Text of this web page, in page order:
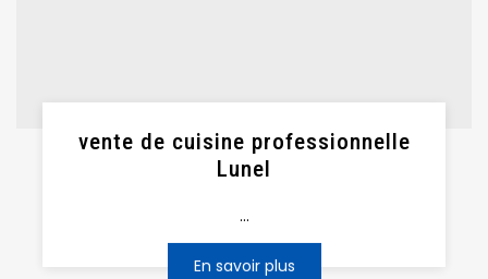
vente de cuisine professionnelle
Lunel
...
En savoir plus